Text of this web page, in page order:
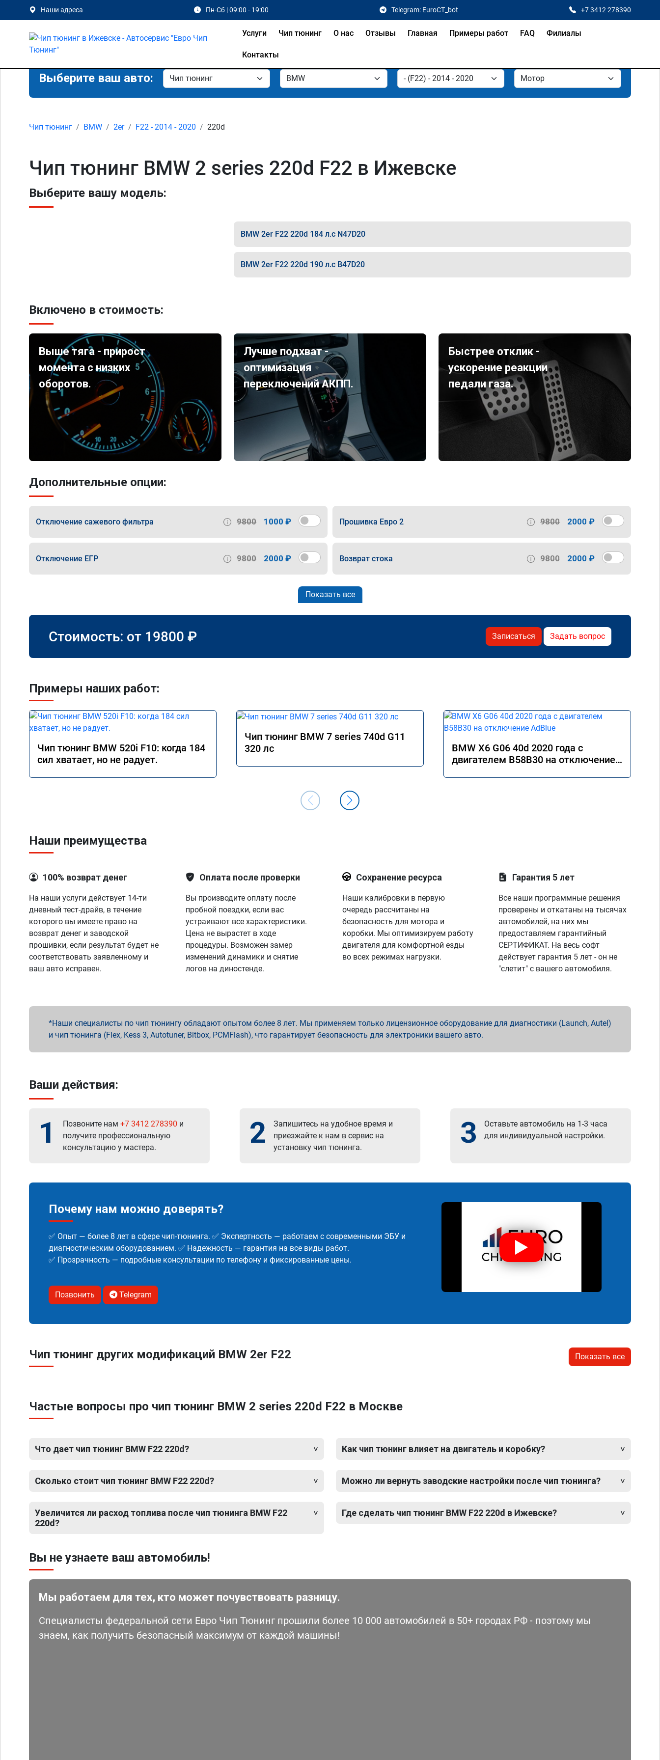
Наши адреса Пн-Сб | 09:00 - 19:00 Telegram: EuroCT_bot +7 3412 278390
Услуги Чип тюнинг О нас Отзывы Главная Примеры работ FAQ Филиалы
Контакты
Выберите ваш авто:
Чип тюнинг BMW 2er F22 - 2014 - 2020 220d
Чип тюнинг BMW 2 series 220d F22 в Ижевске
Выберите вашу модель:
BMW 2er F22 220d 184 л.с N47D20
BMW 2er F22 220d 190 л.с B47D20
Включено в стоимость:
Выше тяга - прирост
момента с низких
оборотов.
Лучше подхват -
оптимизация
переключений АКПП.
Быстрее отклик -
ускорение реакции
педали газа.
Дополнительные опции:
Отключение сажевого фильтра 9800 1000 ₽ Прошивка Евро 2 9800 2000 ₽
Отключение ЕГР 9800 2000 ₽ Возврат стока 9800 2000 ₽
Показать все
Стоимость: от 19800 ₽ Записаться Задать вопрос
Примеры наших работ:
Чип тюнинг BMW 520i F10: когда 184
сил хватает, но не радует.
Чип тюнинг BMW 7 series 740d G11
320 лс
BMW X6 G06 40d 2020 года с
двигателем B58B30 на отключение
Наши преимущества
100% возврат денег
На наши услуги действует 14-ти
дневный тест-драйв, в течение
которого вы имеете право на
возврат денег и заводской
прошивки, если результат будет не
соответствовать заявленному и
ваш авто исправен.
Оплата после проверки
Вы производите оплату после
пробной поездки, если вас
устраивают все характеристики.
Цена не вырастет в ходе
процедуры. Возможен замер
изменений динамики и снятие
логов на диностенде.
Сохранение ресурса
Наши калибровки в первую
очередь рассчитаны на
безопасность для мотора и
коробки. Мы оптимизируем работу
двигателя для комфортной езды
во всех режимах нагрузки.
Гарантия 5 лет
Все наши программные решения
проверены и откатаны на тысячах
автомобилей, на них мы
предоставляем гарантийный
СЕРТИФИКАТ. На весь софт
действует гарантия 5 лет - он не
"слетит" с вашего автомобиля.
Наши специалисты по чип тюнингу обладают опытом более 8 лет. Мы применяем только лицензионное оборудование для диагностики (Launch, Autel)
и чип тюнинга (Flex, Kess 3, Autotuner, Bitbox, PCMFlash), что гарантирует безопасность для электроники вашего авто.
Ваши действия:
1 Позвоните нам +7 3412 278390 и
получите профессиональную
консультацию у мастера.
2
Запишитесь на удобное время и
приезжайте к нам в сервис на
установку чип тюнинга.
3
Оставьте автомобиль на 1-3 часа
для индивидуальной настройки.
Почему нам можно доверять?
✅ Опыт — более 8 лет в сфере чип-тюнинга. ✅ Экспертность — работаем с современными ЭБУ и
диагностическим оборудованием. ✅ Надежность — гарантия на все виды работ.
✅ Прозрачность — подробные консультации по телефону и фиксированные цены.
Позвонить Telegram
Чип тюнинг других модификаций BMW 2er F22 Показать все
Частые вопросы про чип тюнинг BMW 2 series 220d F22 в Москве
Что дает чип тюнинг BMW F22 220d?
Сколько стоит чип тюнинг BMW F22 220d?
Увеличится ли расход топлива после чип тюнинга BMW F22
220d?
Как чип тюнинг влияет на двигатель и коробку?
Можно ли вернуть заводские настройки после чип тюнинга?
Где сделать чип тюнинг BMW F22 220d в Ижевске?
Вы не узнаете ваш автомобиль!
Мы работаем для тех, кто может почувствовать разницу.
Специалисты федеральной сети Евро Чип Тюнинг прошили более 10 000 автомобилей в 50+ городах РФ - поэтому мы
знаем, как получить безопасный максимум от каждой машины!